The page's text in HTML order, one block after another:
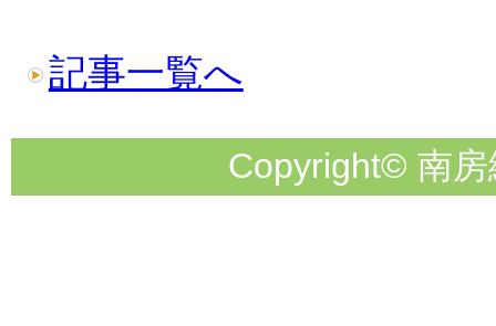
記事一覧へ
Copyright© 南